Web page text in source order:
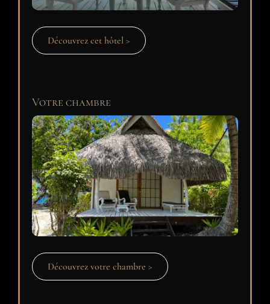
Découvrez cet hôtel >
Votre chambre
Découvrez votre chambre >